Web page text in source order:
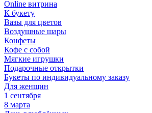
Online витрина
К букету
Вазы для цветов
Воздушные шары
Конфеты
Кофе с собой
Мягкие игрушки
Подарочные открытки
Букеты по индивидуальному заказу
Для женщин
1 сентября
8 марта